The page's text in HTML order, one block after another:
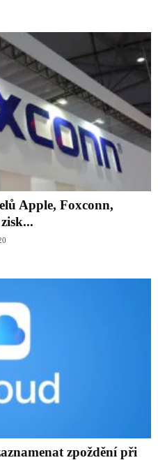
Apple, Foxconn,
zpoždění při